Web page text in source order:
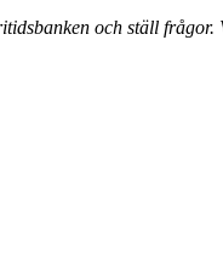
och ställ